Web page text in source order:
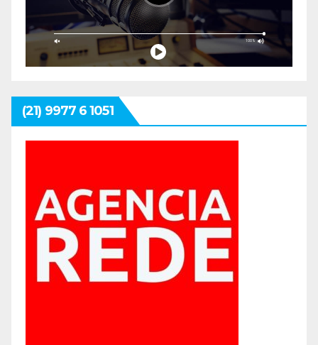
(21) 9977 6 1051